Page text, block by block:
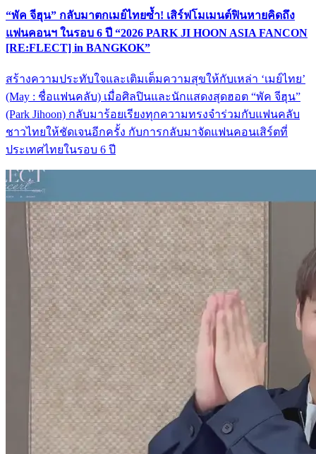
“พัค จีฮุน” กลับมาตกเมย์ไทยซ้ำ! เสิร์ฟโมเมนต์ฟินหายคิดถึง
แฟนคอนฯ ในรอบ 6 ปี “2026 PARK JI HOON ASIA FANCON
[RE:FLECT] in BANGKOK”
สร้างความประทับใจและเติมเต็มความสุขให้กับเหล่า ‘เมย์ไทย’
(May : ชื่อแฟนคลับ) เมื่อศิลปินและนักแสดงสุดฮอต “พัค จีฮุน”
(Park Jihoon) กลับมาร้อยเรียงทุกความทรงจำร่วมกับแฟนคลับ
ชาวไทยให้ชัดเจนอีกครั้ง กับการกลับมาจัดแฟนคอนเสิร์ตที่
ประเทศไทยในรอบ 6 ปี